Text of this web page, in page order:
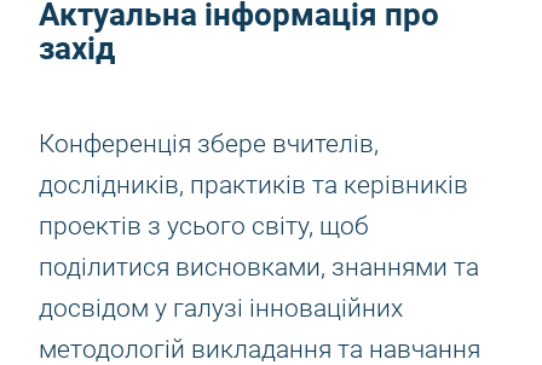
Актуальна інформація про
захід
Конференція збере вчителів,
дослідників, практиків та керівників
проектів з усього світу, щоб
поділитися висновками, знаннями та
досвідом у галузі інноваційних
методологій викладання та навчання